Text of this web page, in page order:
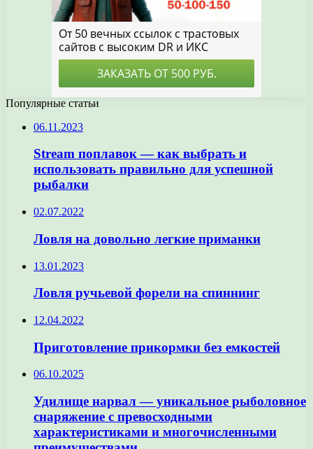
Популярные статьи
06.11.2023
Stream поплавок — как выбрать и
использовать правильно для успешной
рыбалки
02.07.2022
Ловля на довольно легкие приманки
13.01.2023
Ловля ручьевой форели на спиннинг
12.04.2022
Приготовление прикормки без емкостей
06.10.2025
Удилище нарвал — уникальное рыболовное
снаряжение с превосходными
характеристиками и многочисленными